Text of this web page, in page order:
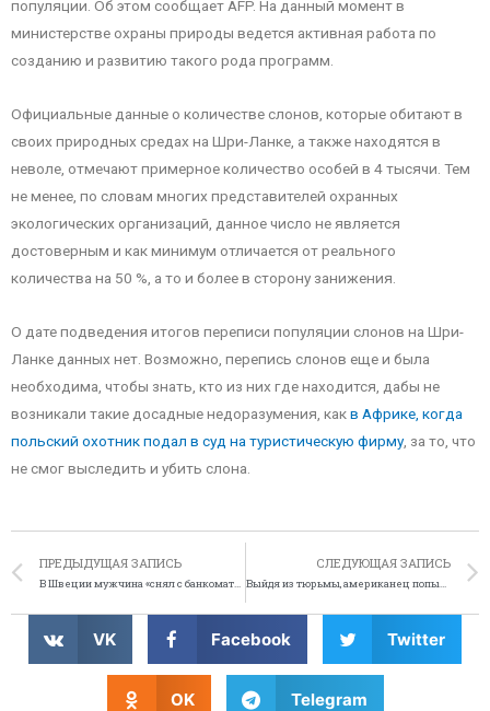
популяции. Об этом сообщает AFP. На данный момент в
министерстве охраны природы ведется активная работа по
созданию и развитию такого рода программ.
Официальные данные о количестве слонов, которые обитают в
своих природных средах на Шри-Ланке, а также находятся в
неволе, отмечают примерное количество особей в 4 тысячи. Тем
не менее, по словам многих представителей охранных
экологических организаций, данное число не является
достоверным и как минимум отличается от реального
количества на 50 %, а то и более в сторону занижения.
О дате подведения итогов переписи популяции слонов на Шри-
Ланке данных нет. Возможно, перепись слонов еще и была
необходима, чтобы знать, кто из них где находится, дабы не
возникали такие досадные недоразумения, какв Африке, когда
польский охотник подал в суд на туристическую фирму, за то, что
не смог выследить и убить слона.
ПРЕДЫДУЩАЯ ЗАПИСЬ
В Швеции мужчина «снял с банкомата» мышь
СЛЕДУЮЩАЯ ЗАПИСЬ
Выйдя из тюрьмы, американец попытался угнать поезд
VK Facebook Twitter
OK Telegram